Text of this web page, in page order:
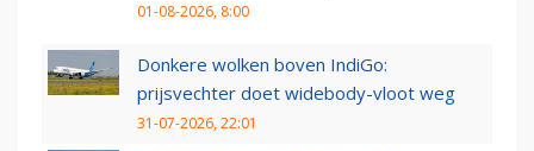
01-08-2026, 8:00
Donkere wolken boven IndiGo:
prijsvechter doet widebody-vloot weg
31-07-2026, 22:01